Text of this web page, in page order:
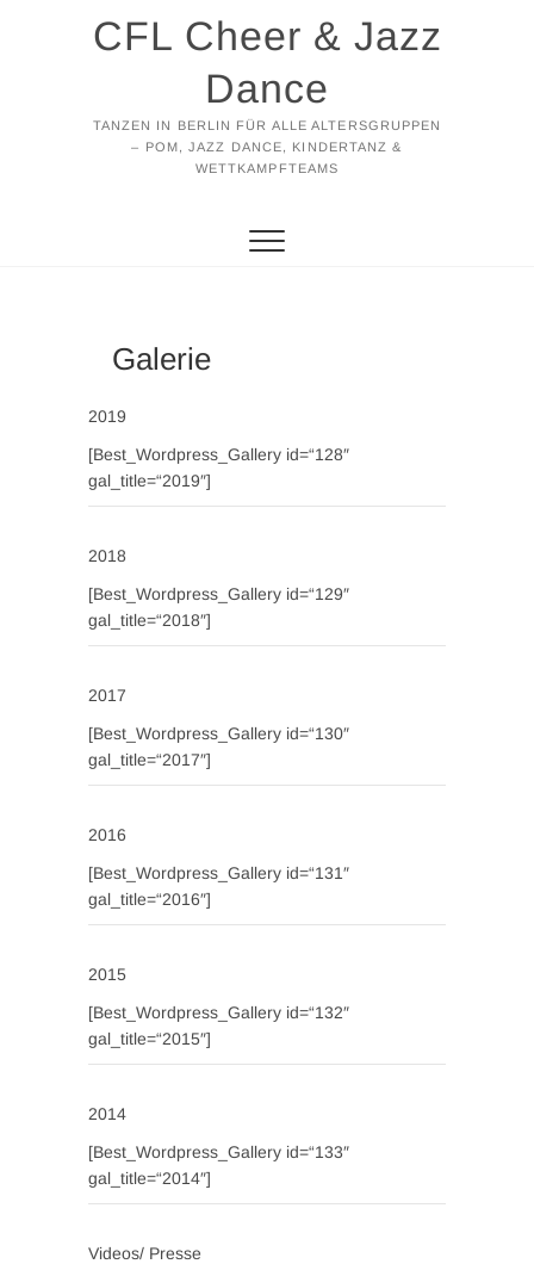
CFL Cheer & Jazz
Dance
TANZEN IN BERLIN FÜR ALLE ALTERSGRUPPEN
– POM, JAZZ DANCE, KINDERTANZ &
WETTKAMPFTEAMS
Galerie
2019
[Best_Wordpress_Gallery id=“128″
gal_title=“2019″]
2018
[Best_Wordpress_Gallery id=“129″
gal_title=“2018″]
2017
[Best_Wordpress_Gallery id=“130″
gal_title=“2017″]
2016
[Best_Wordpress_Gallery id=“131″
gal_title=“2016″]
2015
[Best_Wordpress_Gallery id=“132″
gal_title=“2015″]
2014
[Best_Wordpress_Gallery id=“133″
gal_title=“2014″]
Videos/ Presse